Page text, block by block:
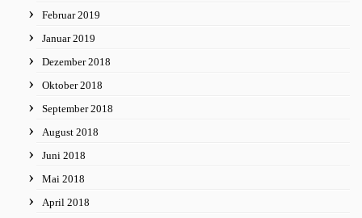
Februar 2019
Januar 2019
Dezember 2018
Oktober 2018
September 2018
August 2018
Juni 2018
Mai 2018
April 2018